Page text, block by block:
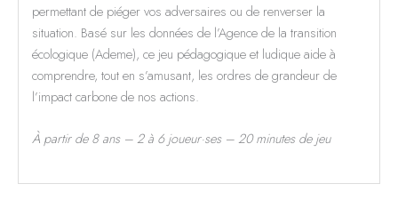
permettant de piéger vos adversaires ou de renverser la
situation. Basé sur les données de l’Agence de la transition
écologique (Ademe), ce jeu pédagogique et ludique aide à
comprendre, tout en s’amusant, les ordres de grandeur de
l’impact carbone de nos actions.
À partir de 8 ans – 2 à 6 joueur·ses – 20 minutes de jeu